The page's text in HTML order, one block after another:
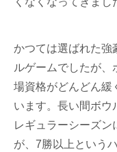
かつては選ばれた強
ルゲームでしたが、
場資格がどんどん緩
います。長い間ボウ
レギュラーシーズン
が、7勝以上という